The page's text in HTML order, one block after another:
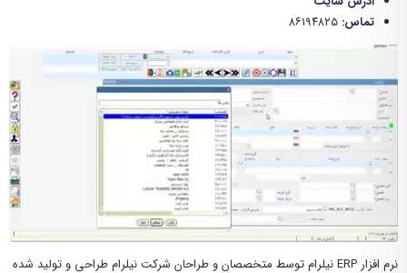
تماس: ۸۶۱۹۴۸۲۵
نرم افزار ERP نیلرام توسط متخصصان و طراحان شرکت نیلرام طراحی و تولید شده